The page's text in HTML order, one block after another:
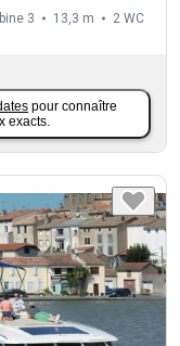
3 13,3 m 2 WC
pour connaître
exacts.